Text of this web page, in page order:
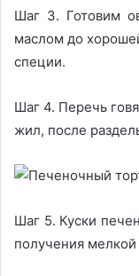
Шаг 3. Готовим
маслом до
специи.
Шаг 4. Перечь
жил, после
Шаг 5. Куски
получения